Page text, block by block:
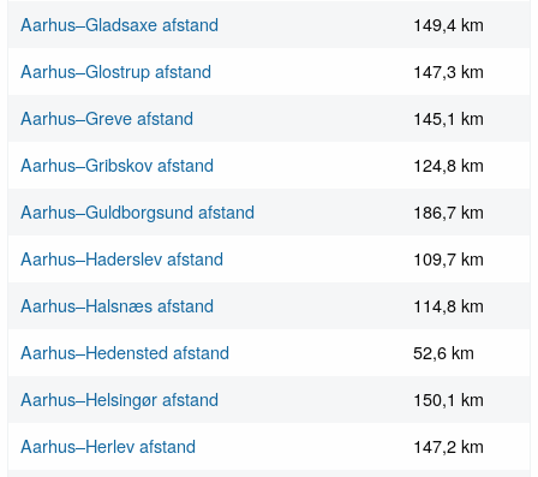
Aarhus–Gladsaxe afstand
149,4 km
Aarhus–Glostrup afstand
147,3 km
Aarhus–Greve afstand
145,1 km
Aarhus–Gribskov afstand
124,8 km
Aarhus–Guldborgsund afstand
186,7 km
Aarhus–Haderslev afstand
109,7 km
Aarhus–Halsnæs afstand
114,8 km
Aarhus–Hedensted afstand
52,6 km
Aarhus–Helsingør afstand
150,1 km
Aarhus–Herlev afstand
147,2 km